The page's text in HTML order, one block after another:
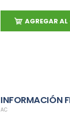
AGREGAR
INFORMACIÓN
AC